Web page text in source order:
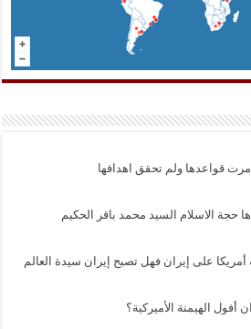
قواعدها ولم تحقق اهدافها
حجة الاسلام السيد محمد باقر الحكيم
على إيران فهل تصبح إيران سيدة العالم
الهيمنة الأميركية؟